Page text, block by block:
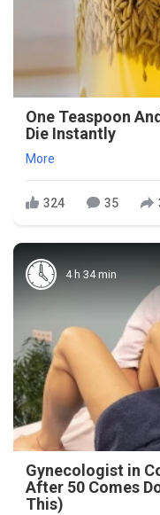
One Teaspoon
Die Instantly
More
324 35
4 h 34 min
Gynecologist in
After 50 Comes
This)